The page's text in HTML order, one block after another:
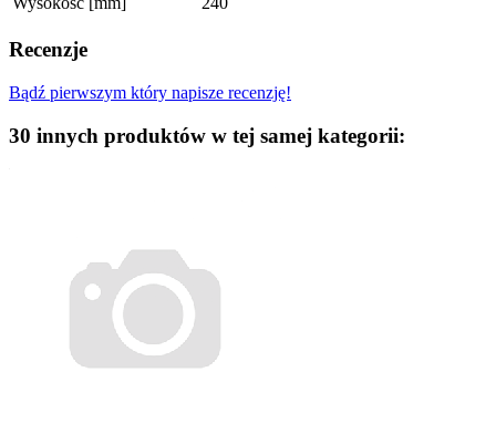
Recenzje
Bądź pierwszym który napisze recenzję!
30 innych produktów w tej samej kategorii: